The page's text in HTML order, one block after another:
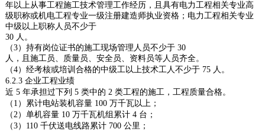
年以上从事工程施工技术管理工作经历，且具有电力工程相关专业高
级职称或机电工程专业一级注册建造师执业资格；电力工程相关专业
中级以上职称人员不少于
30 人。
（3）持有岗位证书的施工现场管理人员不少于 30
人，且施工员、质量员、安全员、资料员等人员齐全。
（4）经考核或培训合格的中级工以上技术工人不少于 75 人。
6.2.3 企业工程业绩
近 5 年承担过下列 5 类中的 2 类工程的施工，工程质量合格。
（ 1 ）累计电站装机容量 100 万千瓦以上；
（2）单机容量 10 万千瓦机组累计 4 台；
（3） 110 千伏送电线路累计 700 公里；